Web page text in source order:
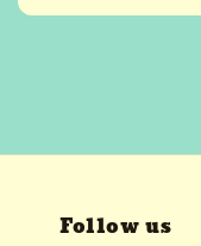
price
price
Follow us